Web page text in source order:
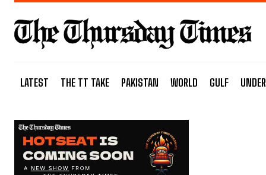
LATEST THE TT TAKE PAKISTAN WORLD GULF